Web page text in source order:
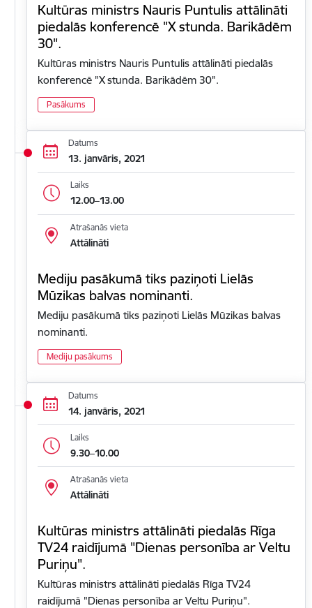
Kultūras ministrs Nauris Puntulis attālināti
piedalās konferencē "X stunda. Barikādēm
30".
Kultūras ministrs Nauris Puntulis attālināti piedalās
konferencē "X stunda. Barikādēm 30".
Pasākums
Datums
13. janvāris, 2021
Laiks
12.00–13.00
Atrašanās vieta
Attālināti
Mediju pasākumā tiks paziņoti Lielās
Mūzikas balvas nominanti.
Mediju pasākumā tiks paziņoti Lielās Mūzikas balvas
nominanti.
Mediju pasākums
Datums
14. janvāris, 2021
Laiks
9.30–10.00
Atrašanās vieta
Attālināti
Kultūras ministrs attālināti piedalās Rīga
TV24 raidījumā "Dienas personība ar Veltu
Puriņu".
Kultūras ministrs attālināti piedalās Rīga TV24
raidījumā "Dienas personība ar Veltu Puriņu".